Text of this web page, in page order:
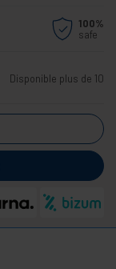
100%
safe
Disponible plus de 10